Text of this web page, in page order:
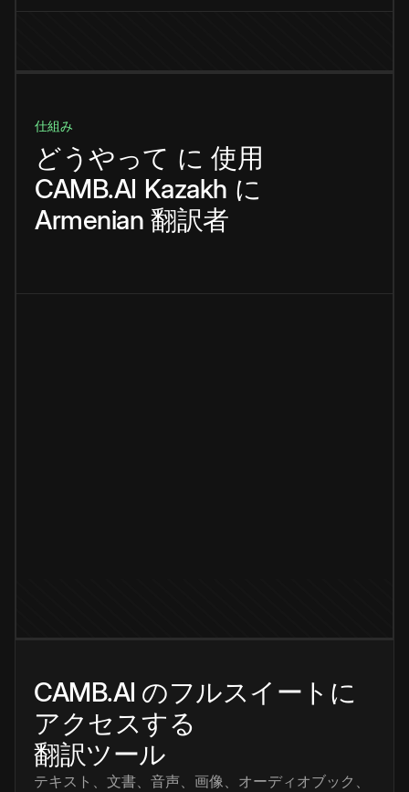
仕組み
どうやって に 使用
CAMB.AI Kazakh に
Armenian 翻訳者
CAMB.AI のフルスイートに
アクセスする
翻訳ツール
テキスト、文書、音声、画像、オーディオブック、